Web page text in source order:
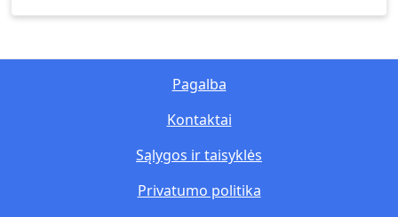
Privatumo politika
Sąlygos ir taisyklės
Kontaktai
Pagalba